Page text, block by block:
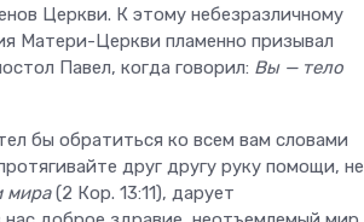
Церкви. К этому небезразличному
Матери-Церкви пламенно призывал
Павел, когда говорил: Вы — тело
бы обратиться ко всем вам словами
друг другу руку помощи, не
мира(2 Кор. 13:11), дарует